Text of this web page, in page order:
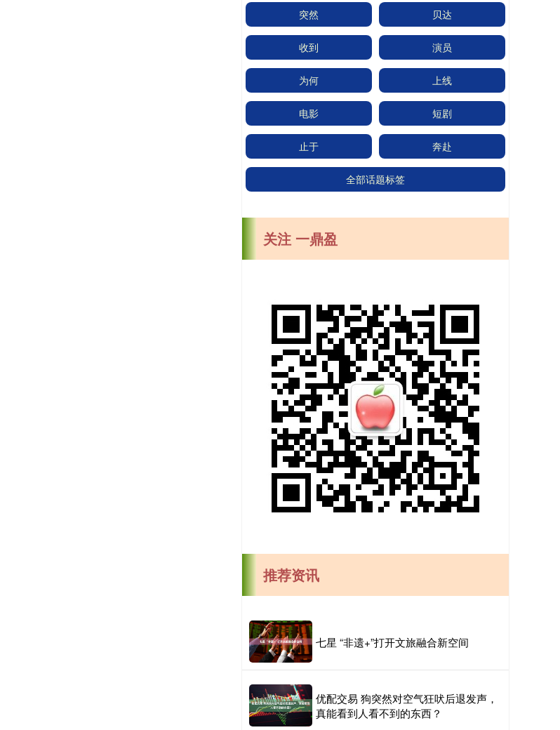
突然 贝达
收到 演员
为何 上线
电影 短剧
止于 奔赴
全部话题标签
关注 一鼎盈
推荐资讯
七星 “非遗+”打开文旅融合新空间
优配交易 狗突然对空气狂吠后退发声，
真能看到人看不到的东西？